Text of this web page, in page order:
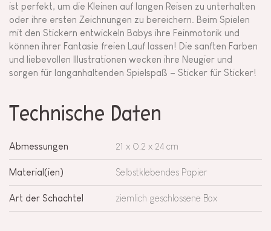
ist perfekt, um die Kleinen auf langen Reisen zu unterhalten
oder ihre ersten Zeichnungen zu bereichern. Beim Spielen
mit den Stickern entwickeln Babys ihre Feinmotorik und
können ihrer Fantasie freien Lauf lassen! Die sanften Farben
und liebevollen Illustrationen wecken ihre Neugier und
sorgen für langanhaltenden Spielspaß – Sticker für Sticker!
Technische Daten
Abmessungen 21 x 0,2 x 24 cm
Material(ien) Selbstklebendes Papier
Art der Schachtel ziemlich geschlossene Box